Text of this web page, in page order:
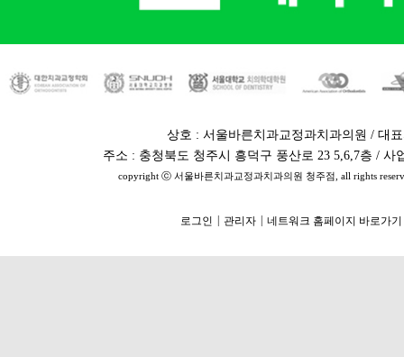
상호 : 서울바른치과교정과치과의원 / 대
주소 : 충청북도 청주시 흥덕구 풍산로 23 5,6,7층 / 사
copyright ⓒ 서울바른치과교정과치과의원 청주점, all rights
로그인 관리자 네트워크 홈페이지 바로가기